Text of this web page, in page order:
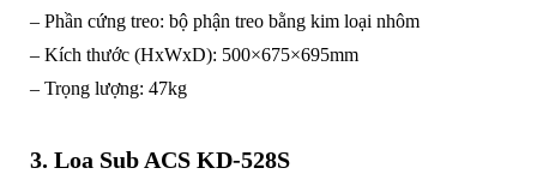
– Phần cứng treo: bộ phận treo bằng kim loại nhôm
– Kích thước (HxWxD): 500×675×695mm
– Trọng lượng: 47kg
3. Loa Sub ACS KD-528S